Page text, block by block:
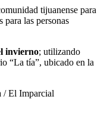
tijuanense para
las personas
invierno; utilizando
“La tía”, ubicado en la